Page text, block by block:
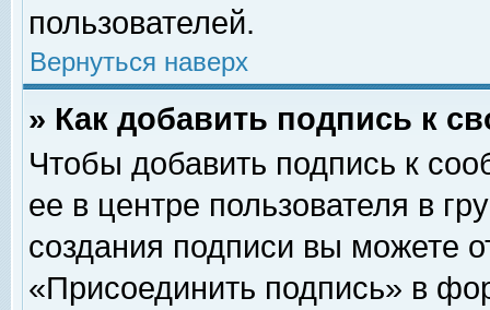
пользователей.
Вернуться наверх
» Как добавить подпись к
Чтобы добавить подпись к
ее в центре пользователя в
создания подписи вы можете
«Присоединить подпись» в